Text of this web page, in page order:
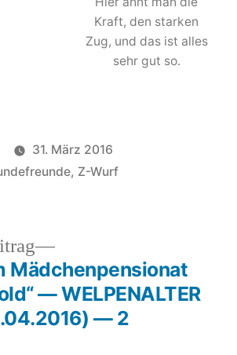
Kraft, den starken
Zug, und das ist alles
sehr gut so.
31. März 2016
, Z-Wurf
Nächster
Beitrag:
Mädchenpensionat
— WELPENALTER
— 2